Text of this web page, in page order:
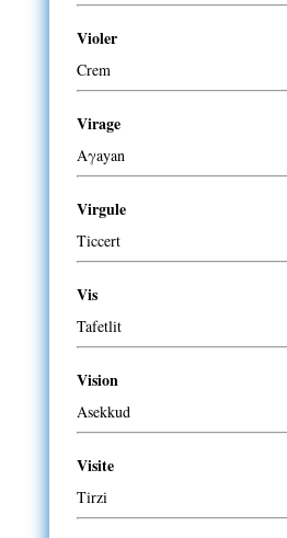
Violer
Crem
Virage
Aγayan
Virgule
Ticcert
Vis
Tafetlit
Vision
Asekkud
Visite
Tirzi